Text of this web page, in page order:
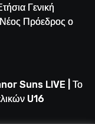
Γενική
Πρόεδρος ο
Suns LIVE | Το
U16